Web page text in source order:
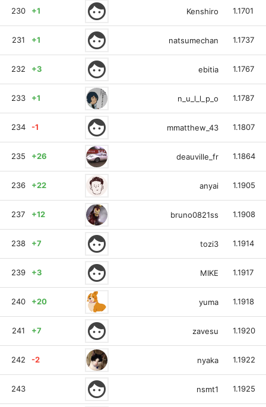
230 +1 face Kenshiro 1.1701
231 +1 face natsumechan 1.1737
232 +3 face ebitia 1.1767
233 +1 n_u_l_l_p_o 1.1787
234 -1 face mmatthew_43 1.1807
235 +26 deauville_fr 1.1864
236 +22 anyai 1.1905
237 +12 bruno0821ss 1.1908
238 +7 face tozi3 1.1914
239 +3 face MIKE 1.1917
240 +20 yuma 1.1918
241 +7 face zavesu 1.1920
242 -2 nyaka 1.1922
243 face nsmt1 1.1925